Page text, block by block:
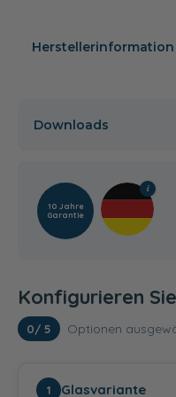
Herstellerinformation
Downloads
10 Jahre
Garantie
Konfigurieren
0/ 5 Optionen
1 Glasvariante